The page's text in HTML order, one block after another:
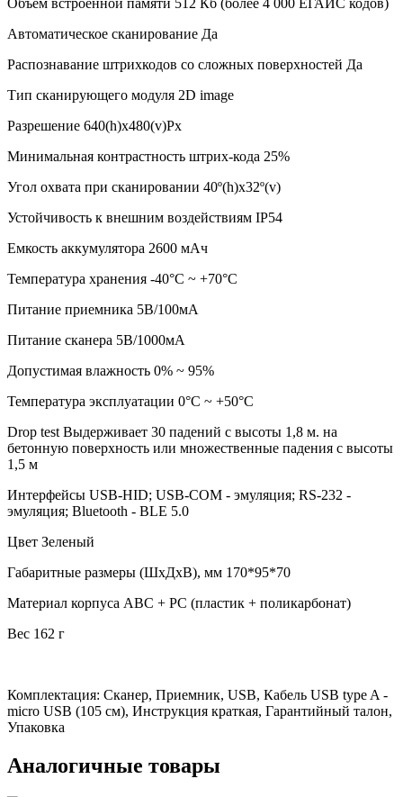
Объем встроенной памяти 512 Кб (более 4 000 ЕГАИС кодов)
Автоматическое сканирование Да
Распознавание штрихкодов со сложных поверхностей Да
Тип сканирующего модуля 2D image
Разрешение 640(h)х480(v)Px
Минимальная контрастность штрих-кода 25%
Угол охвата при сканировании 40º(h)x32º(v)
Устойчивость к внешним воздействиям IP54
Емкость аккумулятора 2600 мАч
Температура хранения -40°С ~ +70°С
Питание приемника 5В/100мА
Питание сканера 5В/1000мА
Допустимая влажность 0% ~ 95%
Температура эксплуатации 0°С ~ +50°С
Drop test Выдерживает 30 падений с высоты 1,8 м. на
бетонную поверхность или множественные падения с высоты
1,5 м
Интерфейсы USB-HID; USB-COM - эмуляция; RS-232 -
эмуляция; Bluetooth - BLE 5.0
Цвет Зеленый
Габаритные размеры (ШхДхВ), мм 170*95*70
Материал корпуса ABC + PC (пластик + поликарбонат)
Вес 162 г
Комплектация: Сканер, Приемник, USB, Кабель USB type A -
micro USB (105 см), Инструкция краткая, Гарантийный талон,
Упаковка
Аналогичные товары